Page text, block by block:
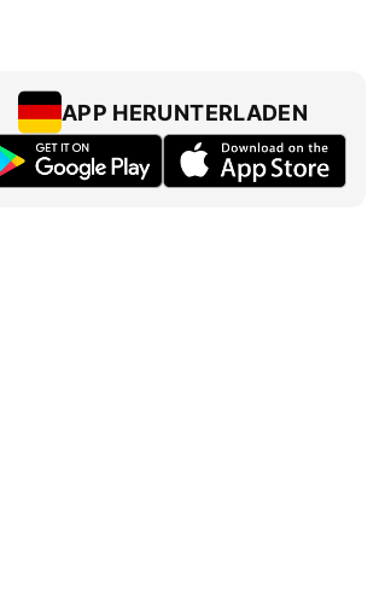
APP HERUNTERLADEN